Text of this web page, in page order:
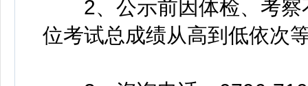
2、公示前因体检、考察
位考试总成绩从高到低依次